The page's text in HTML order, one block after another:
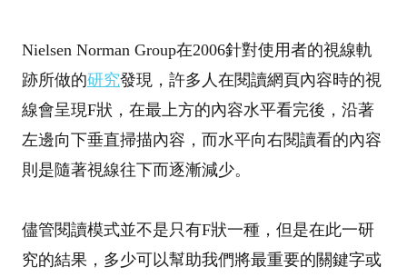
Nielsen Norman Group在2006針對使用者的視線軌
跡所做的研究發現，許多人在閱讀網頁內容時的視
線會呈現F狀，在最上方的內容水平看完後，沿著
左邊向下垂直掃描內容，而水平向右閱讀看的內容
則是隨著視線往下而逐漸減少。
儘管閱讀模式並不是只有F狀一種，但是在此一研
究的結果，多少可以幫助我們將最重要的關鍵字或